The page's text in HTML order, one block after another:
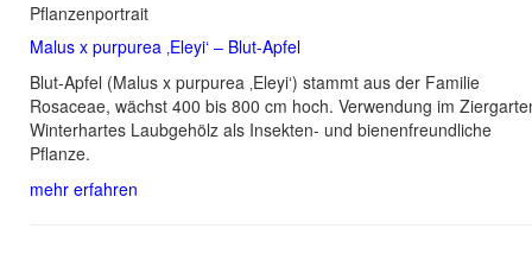
Pflanzenportrait
Malus x purpurea ‚Eleyi‘ – Blut-Apfel
Blut-Apfel (Malus x purpurea ‚Eleyi‘) stammt aus der Familie
Rosaceae, wächst 400 bis 800 cm hoch. Verwendung im
Winterhartes Laubgehölz als Insekten- und bienenfreundliche
Pflanze.
mehr erfahren